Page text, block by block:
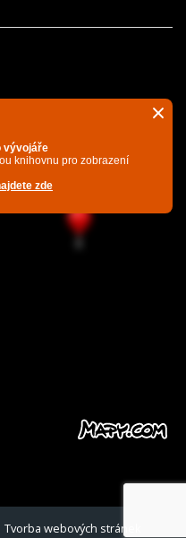
Tvorba webových stránek